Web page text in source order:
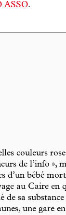
ASSO.
couleurs
de l’info »,
d’un bébé
au Caire en
de sa
une gare